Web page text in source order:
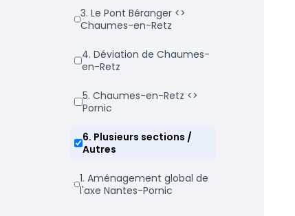
3. Le Pont Béranger <>
Chaumes-en-Retz
4. Déviation de Chaumes-
en-Retz
5. Chaumes-en-Retz <>
Pornic
6. Plusieurs sections /
Autres
1. Aménagement global de
l'axe Nantes-Pornic